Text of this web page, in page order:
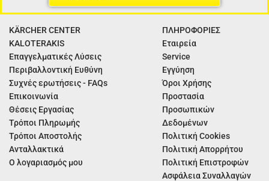
KÄRCHER CENTER
KALOTERAKIS
Επαγγελματικές Λύσεις
Περιβαλλοντική Ευθύνη
Συχνές ερωτήσεις - FAQs
Επικοινωνία
Θέσεις Εργασίας
Τρόποι Πληρωμής
Τρόποι Αποστολής
Ανταλλακτικά
Ο λογαριασμός μου
ΠΛΗΡΟΦΟΡΙΕΣ
Εταιρεία
Service
Εγγύηση
Όροι Χρήσης
Προστασία
Προσωπικών
Δεδομένων
Πολιτική Cookies
Πολιτική Απορρήτου
Πολιτική Επιστροφών
Ασφάλεια Συναλλαγών